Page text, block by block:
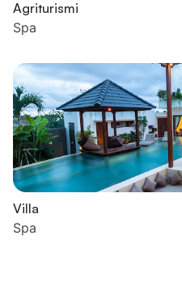
Agriturismi
Spa
Villa
Spa